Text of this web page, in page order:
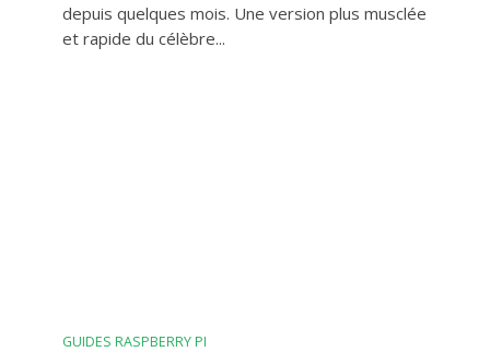
depuis quelques mois. Une version plus musclée
et rapide du célèbre...
GUIDES RASPBERRY PI